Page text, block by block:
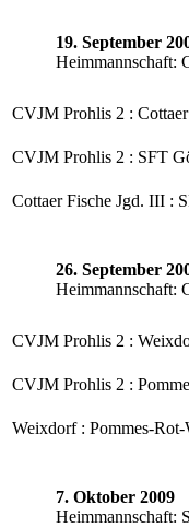
19. September
Heimmannschaft:
CVJM Prohlis 2 :
CVJM Prohlis 2 : SFT
Cottaer Fische Jgd. III :
26. September
Heimmannschaft:
CVJM Prohlis 2 :
CVJM Prohlis 2 :
Weixdorf : Pommes-Rot-
7. Oktober 2009
Heimmannschaft: